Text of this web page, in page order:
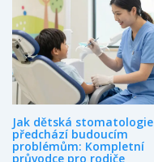
Jak dětská stomatologie
předchází budoucím
problémům: Kompletní
průvodce pro rodiče